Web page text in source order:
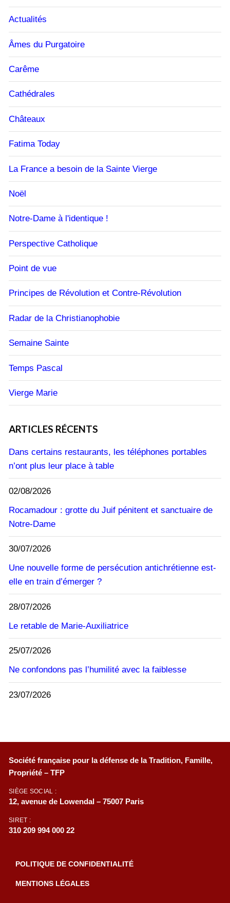
Actualités
Âmes du Purgatoire
Carême
Cathédrales
Châteaux
Fatima Today
La France a besoin de la Sainte Vierge
Noël
Notre-Dame à l'identique !
Perspective Catholique
Point de vue
Principes de Révolution et Contre-Révolution
Radar de la Christianophobie
Semaine Sainte
Temps Pascal
Vierge Marie
ARTICLES RÉCENTS
Dans certains restaurants, les téléphones portables
n’ont plus leur place à table
02/08/2026
Rocamadour : grotte du Juif pénitent et sanctuaire de
Notre-Dame
30/07/2026
Une nouvelle forme de persécution antichrétienne est-
elle en train d’émerger ?
28/07/2026
Le retable de Marie-Auxiliatrice
25/07/2026
Ne confondons pas l’humilité avec la faiblesse
23/07/2026
Société française pour la défense de la Tradition, Famille,
Propriété – TFP
SIÈGE SOCIAL :
12, avenue de Lowendal – 75007 Paris
SIRET :
310 209 994 000 22
POLITIQUE DE CONFIDENTIALITÉ
MENTIONS LÉGALES